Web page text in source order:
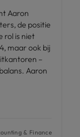
Aaron
de positie
rol is niet
maar ook bij
–
Aaron
& Finance